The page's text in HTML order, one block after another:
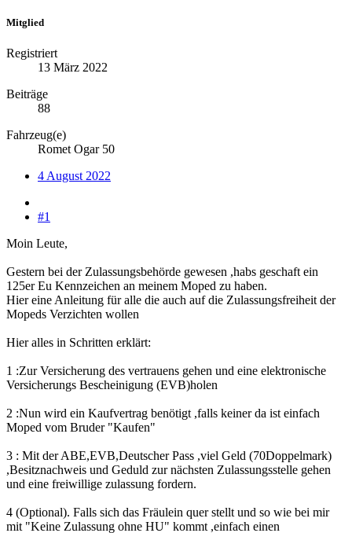
Mitglied
Registriert
13 März 2022
Beiträge
88
Fahrzeug(e)
Romet Ogar 50
4 August 2022
#1
Moin Leute,
Gestern bei der Zulassungsbehörde gewesen ,habs geschaft ein
125er Eu Kennzeichen an meinem Moped zu haben.
Hier eine Anleitung für alle die auch auf die Zulassungsfreiheit der
Mopeds Verzichten wollen
Hier alles in Schritten erklärt:
1 :Zur Versicherung des vertrauens gehen und eine elektronische
Versicherungs Bescheinigung (EVB)holen
2 :Nun wird ein Kaufvertrag benötigt ,falls keiner da ist einfach
Moped vom Bruder "Kaufen"
3 : Mit der ABE,EVB,Deutscher Pass ,viel Geld (70Doppelmark)
,Besitznachweis und Geduld zur nächsten Zulassungsstelle gehen
und eine freiwillige zulassung fordern.
4 (Optional). Falls sich das Fräulein quer stellt und so wie bei mir
mit "Keine Zulassung ohne HU" kommt ,einfach einen